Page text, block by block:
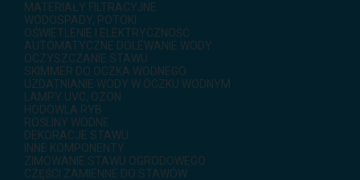
MATERIAŁY FILTRACYJNE
WODOSPADY, POTOKI
OŚWIETLENIE I ELEKTRYCZNOŚĆ
AUTOMATYCZNE DOLEWANIE WODY
OCZYSZCZANIE STAWU
SKIMMER DO OCZKA WODNEGO
UZDATNIANIE WODY W OCZKU WODNYM
LAMPY UVC, OZON
HODOWLA RYB
ROŚLINY WODNE
DEKORACJE STAWU
INNE KOMPONENTY
ZIMOWANIE STAWU OGRODOWEGO
CZĘŚCI ZAMIENNE DO STAWÓW